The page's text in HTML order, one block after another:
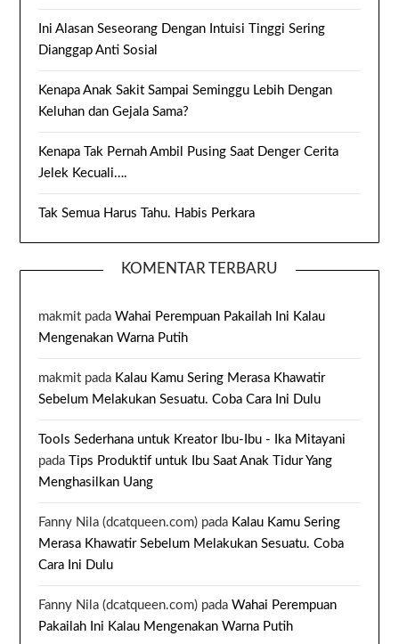
Ini Alasan Seseorang Dengan Intuisi Tinggi Sering
Dianggap Anti Sosial
Kenapa Anak Sakit Sampai Seminggu Lebih Dengan
Keluhan dan Gejala Sama?
Kenapa Tak Pernah Ambil Pusing Saat Denger Cerita
Jelek Kecuali….
Tak Semua Harus Tahu. Habis Perkara
KOMENTAR TERBARU
makmit padaWahai Perempuan Pakailah Ini Kalau
Mengenakan Warna Putih
makmit pada Kalau Kamu Sering Merasa Khawatir
Sebelum Melakukan Sesuatu. Coba Cara Ini Dulu
Tools Sederhana untuk Kreator Ibu-Ibu - Ika Mitayani
pada
Tips Produktif untuk Ibu Saat Anak Tidur Yang
Menghasilkan Uang
Fanny Nila (dcatqueen.com) pada Kalau Kamu Sering
Merasa Khawatir Sebelum Melakukan Sesuatu. Coba
Cara Ini Dulu
Fanny Nila (dcatqueen.com) padaWahai Perempuan
Pakailah Ini Kalau Mengenakan Warna Putih